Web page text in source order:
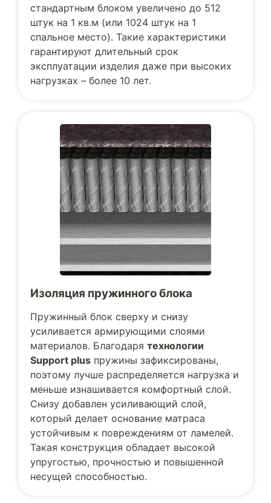
стандартным блоком увеличено до 512
штук на 1 кв.м (или 1024 штук на 1
спальное место). Такие характеристики
гарантируют длительный срок
эксплуатации изделия даже при высоких
нагрузках – более 10 лет.
Изоляция пружинного блока
Пружинный блок сверху и снизу
усиливается армирующими слоями
материалов. Благодаря технологии
Support plus пружины зафиксированы,
поэтому лучше распределяется нагрузка и
меньше изнашивается комфортный слой.
Снизу добавлен усиливающий слой,
который делает основание матраса
устойчивым к повреждениям от ламелей.
Такая конструкция обладает высокой
упругостью, прочностью и повышенной
несущей способностью.